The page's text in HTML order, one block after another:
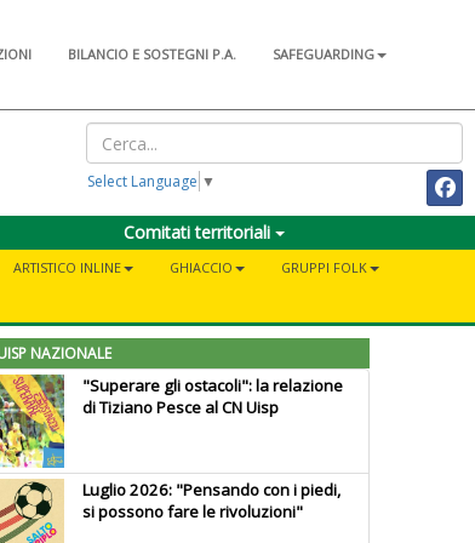
BILANCIO E SOSTEGNI P.A. SAFEGUARDING
Select Language ▼
Comitati territoriali
ARTISTICO INLINE GHIACCIO
GRUPPI FOLK
NAZIONALE
"Superare gli ostacoli": la relazione
di Tiziano Pesce al CN Uisp
Luglio 2026: "Pensando con i piedi,
si possono fare le rivoluzioni"